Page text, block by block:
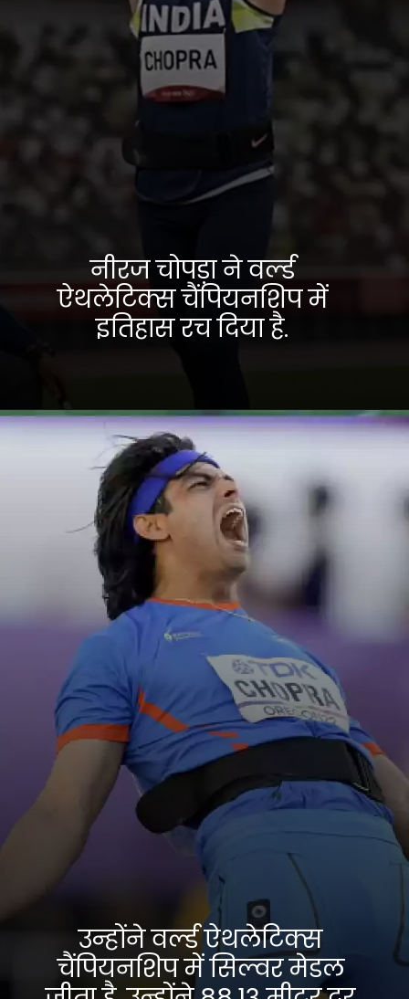
नीरज चोपड़ा ने वर्ल्ड
ऐथलेटिक्स चैंपियनशिप में
इतिहास रच दिया है.
उन्होंने वर्ल्ड ऐथलेटिक्स
चैंपियनशिप में सिल्वर मेडल